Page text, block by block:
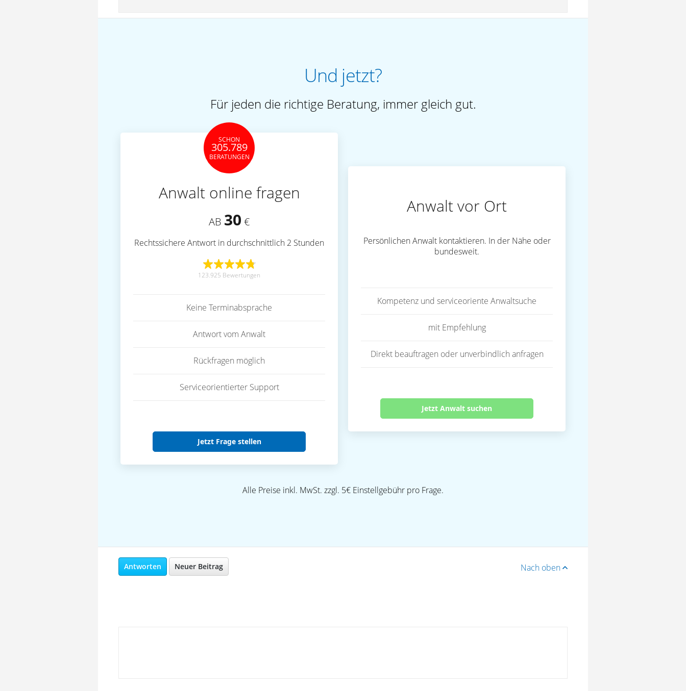
Und jetzt?
Für jeden die richtige Beratung, immer gleich gut.
SCHON
305.789
BERATUNGEN
Anwalt online fragen
AB 30 €
Rechtssichere Antwort in durchschnittlich 2 Stunden
123.925 Bewertungen
Keine Terminabsprache
Antwort vom Anwalt
Rückfragen möglich
Serviceorientierter Support
Jetzt Frage stellen
Anwalt vor Ort
Persönlichen Anwalt kontaktieren. In der Nähe oder
bundesweit.
Kompetenz und serviceoriente Anwaltsuche
mit Empfehlung
Direkt beauftragen oder unverbindlich anfragen
Jetzt Anwalt suchen
Alle Preise inkl. MwSt. zzgl. 5€ Einstellgebühr pro Frage.
Nach oben
Antworten Neuer Beitrag